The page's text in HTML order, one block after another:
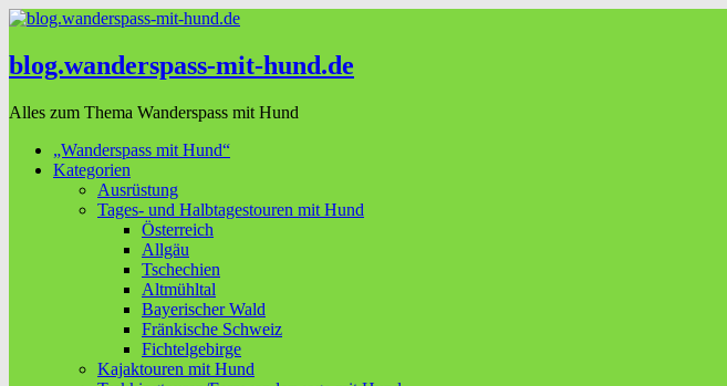
blog.wanderspass-mit-hund.de
Alles zum Thema Wanderspass mit Hund
„Wanderspass mit Hund“
Kategorien
Ausrüstung
Tages- und Halbtagestouren mit Hund
Österreich
Allgäu
Tschechien
Altmühltal
Bayerischer Wald
Fränkische Schweiz
Fichtelgebirge
Kajaktouren mit Hund